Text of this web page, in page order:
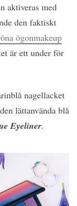
aktiveras med
den faktiskt
ögonmakeup
är ett under för
nagellacket
lättanvända blå
Eyeliner.